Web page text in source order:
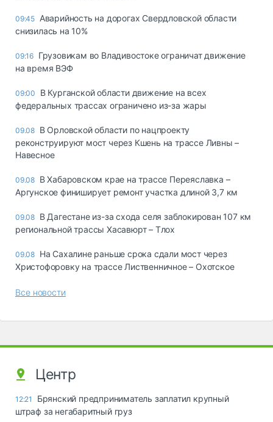
09:45 Аварийность на дорогах Свердловской области
снизилась на 10%
09:16 Грузовикам во Владивостоке ограничат движение
на время ВЭФ
09:00
В Курганской области движение на всех
федеральных трассах ограничено из-за жары
09.08 В Орловской области по нацпроекту
реконструируют мост через Кшень на трассе Ливны –
Навесное
09.08 В Хабаровском крае на трассе Переяславка –
Аргунское финиширует ремонт участка длиной 3,7 км
09.08 В Дагестане из-за схода селя заблокирован 107 км
региональной трассы Хасавюрт – Тлох
09.08 На Сахалине раньше срока сдали мост через
Христофоровку на трассе Лиственничное – Охотское
Все новости
Центр
12:21
Брянский предприниматель заплатил крупный
штраф за негабаритный груз